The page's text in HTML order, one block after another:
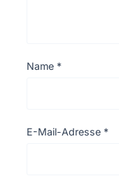
Name *
E-Mail-Adresse *